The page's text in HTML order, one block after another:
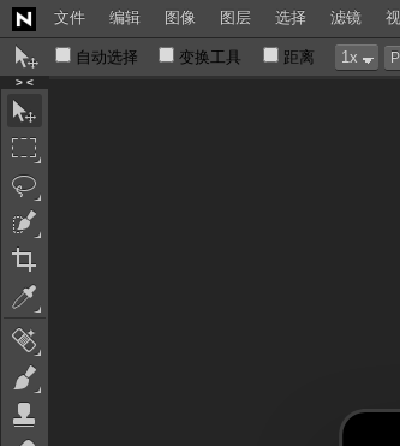
文件 编辑 图像 图层 选择 滤镜
自动选择 变换工具 距离
> <